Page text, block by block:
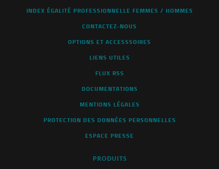
INDEX ÉGALITÉ PROFESSIONNELLE FEMMES / HOMMES
CONTACTEZ-NOUS
OPTIONS ET ACCESSSOIRES
LIENS UTILES
FLUX RSS
DOCUMENTATIONS
MENTIONS LÉGALES
PROTECTION DES DONNÉES PERSONNELLES
ESPACE PRESSE
PRODUITS